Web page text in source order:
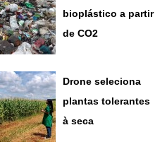
bioplástico a partir
de CO2
Drone seleciona
plantas tolerantes
à seca